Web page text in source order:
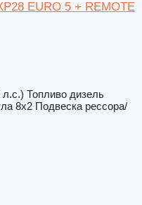
EURO 5 + REMOTE
л.с.) Топливо дизель
8x2 Подвеска рессора/